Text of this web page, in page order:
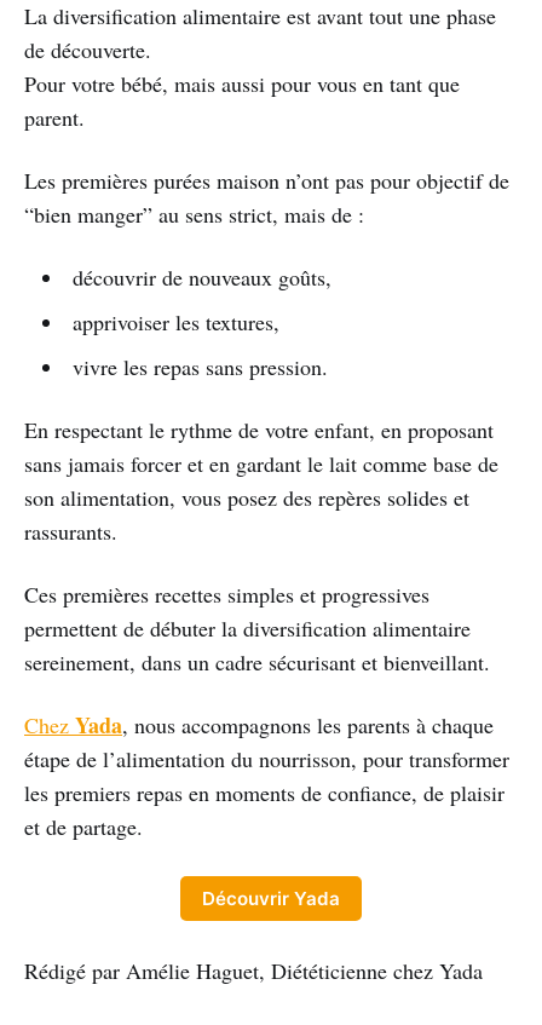
La diversification alimentaire est avant tout une phase
de découverte.
Pour votre bébé, mais aussi pour vous en tant que
parent.
Les premières purées maison n’ont pas pour objectif de
“bien manger” au sens strict, mais de :
découvrir de nouveaux goûts,
apprivoiser les textures,
vivre les repas sans pression.
En respectant le rythme de votre enfant, en proposant
sans jamais forcer et en gardant le lait comme base de
son alimentation, vous posez des repères solides et
rassurants.
Ces premières recettes simples et progressives
permettent de débuter la diversification alimentaire
sereinement, dans un cadre sécurisant et bienveillant.
Chez Yada, nous accompagnons les parents à chaque
étape de l’alimentation du nourrisson, pour transformer
les premiers repas en moments de confiance, de plaisir
et de partage.
Découvrir Yada
Rédigé par Amélie Haguet, Diététicienne chez Yada